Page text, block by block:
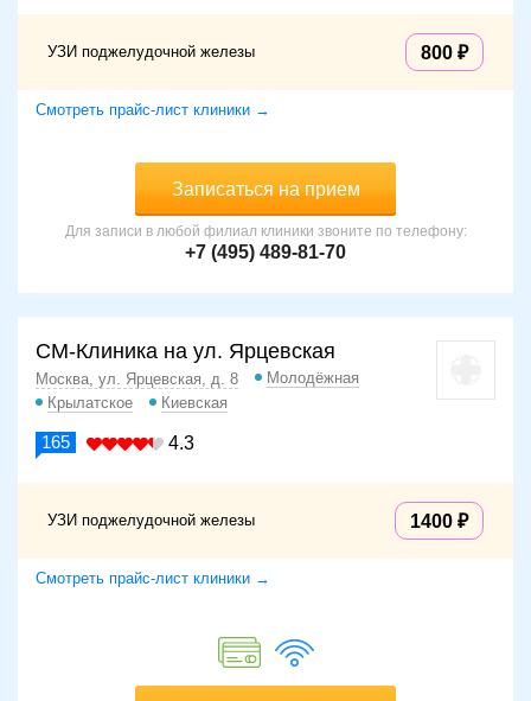
УЗИ поджелудочной железы 800
Смотреть прайс-лист клиники →
Записаться на прием
Для записи в любой филиал клиники звоните по телефону:
+7 (495) 489-81-70
СМ-Клиника на ул. Ярцевская
Москва, ул. Ярцевская, д. 8
Молодёжная
Крылатское
Киевская
165 4.3
УЗИ поджелудочной железы 1400
Смотреть прайс-лист клиники →